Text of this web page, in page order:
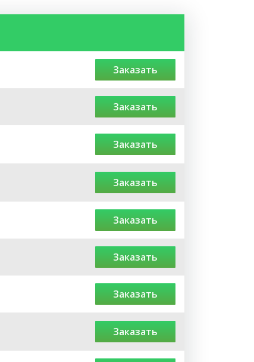
заказать
заказать
заказать
заказать
заказать
заказать
заказать
заказать